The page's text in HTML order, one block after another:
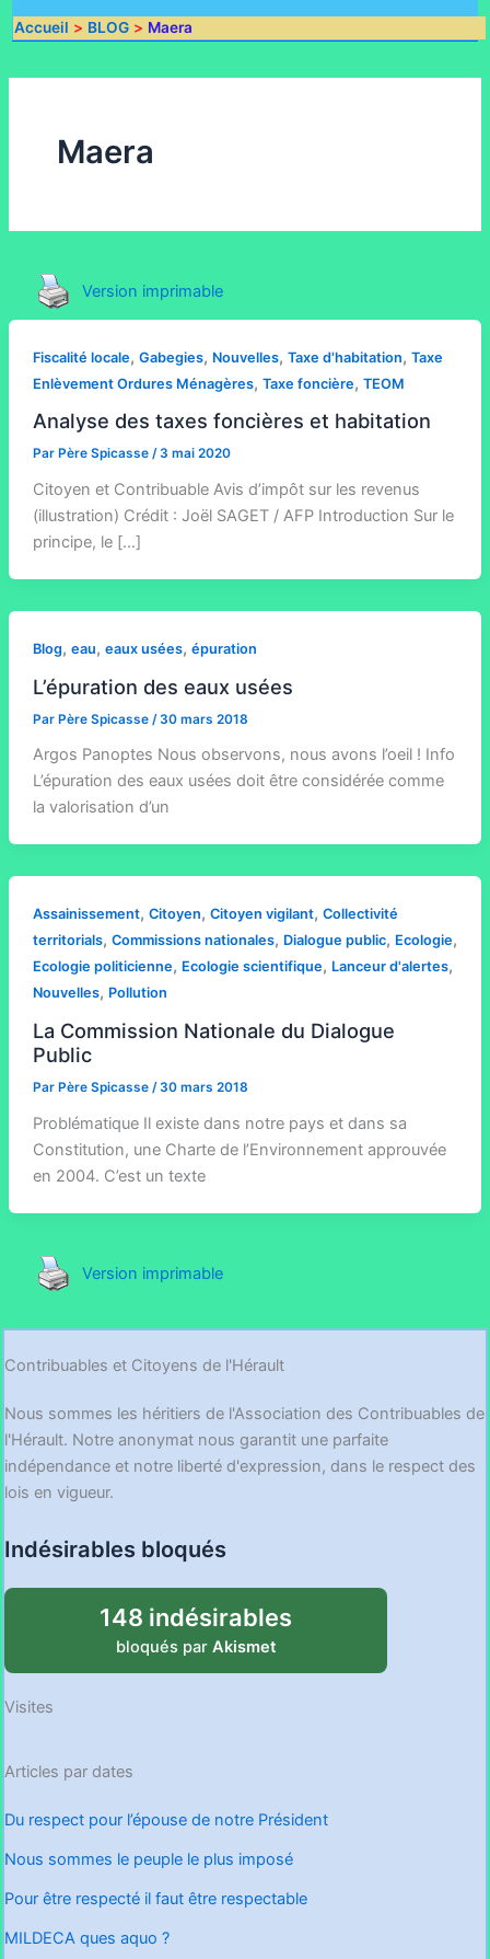
Accueil BLOG Maera
Maera
Version imprimable
Fiscalité locale, Gabegies, Nouvelles, Taxe d'habitation, Taxe
Enlèvement Ordures Ménagères, Taxe foncière, TEOM
Analyse des taxes foncières et habitation
Par Père Spicasse /3 mai 2020
Citoyen et Contribuable Avis d’impôt sur les revenus
(illustration) Crédit : Joël SAGET / AFP Introduction Sur le
principe, le […]
Blog, eau, eaux usées, épuration
L’épuration des eaux usées
Par Père Spicasse /30 mars 2018
Argos Panoptes Nous observons, nous avons l’oeil ! Info
L’épuration des eaux usées doit être considérée comme
la valorisation d’un
Assainissement, Citoyen, Citoyen vigilant, Collectivité
territorials, Commissions nationales, Dialogue public, Ecologie,
Ecologie politicienne, Ecologie scientifique, Lanceur d'alertes,
Nouvelles, Pollution
La Commission Nationale du Dialogue
Public
Par Père Spicasse /30 mars 2018
Problématique Il existe dans notre pays et dans sa
Constitution, une Charte de l’Environnement approuvée
en 2004. C’est un texte
Version imprimable
Contribuables et Citoyens de l'Hérault
Nous sommes les héritiers de l'Association des Contribuables de
l'Hérault. Notre anonymat nous garantit une parfaite
indépendance et notre liberté d'expression, dans le respect des
lois en vigueur.
Indésirables bloqués
148 indésirables
bloqués par Akismet
Visites
Articles par dates
Du respect pour l’épouse de notre Président
Nous sommes le peuple le plus imposé
Pour être respecté il faut être respectable
MILDECA ques aquo ?